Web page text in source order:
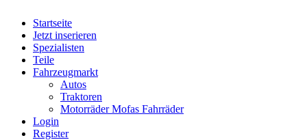
Startseite
Jetzt inserieren
Spezialisten
Teile
Fahrzeugmarkt
Autos
Traktoren
Motorräder Mofas Fahrräder
Login
Register